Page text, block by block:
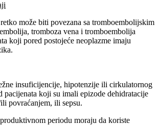
može biti povezana sa tromboembolijskim
tromboza vena i tromboembolija
koji pored postojeće neoplazme imaju
insuficijencije, hipotenzije ili cirkulatornog
pacijenata koji su imali epizode dehidratacije
povraćanjem, ili sepsu.
periodu moraju da koriste